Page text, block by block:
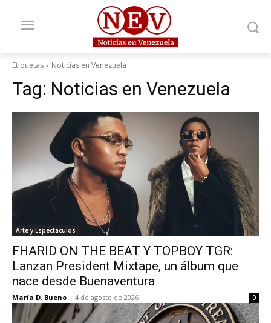
Etiquetas Noticias en Venezuela
Tag: Noticias en Venezuela
Arte y Espectáculos
FHARID ON THE BEAT Y TOPBOY TGR:
Lanzan President Mixtape, un álbum que
nace desde Buenaventura
María D. Bueno - 4 de agosto de 2026 0